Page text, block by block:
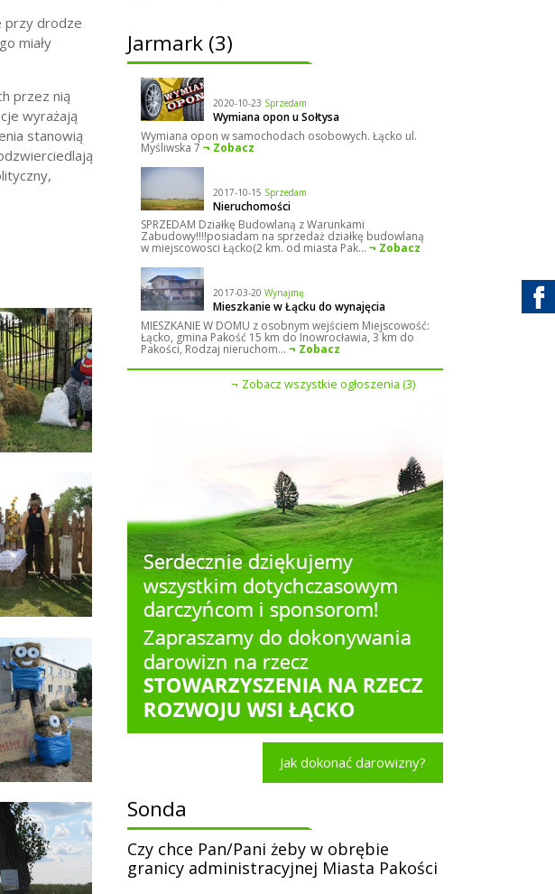
przy drodze
miały
przez nią
wyrażają
stanowią
Jarmark (3)
2020-10-23 Sprzedam
Wymiana opon u Sołtysa
Wymiana opon w samochodach osobowych. Łącko ul.
Myśliwska 7 Zobacz
2017-10-15 Sprzedam
Nieruchomości
SPRZEDAM Działkę Budowlaną z Warunkami
Zabudowy!!!!posiadam na sprzedaż działkę budowlaną
w miejscowosci Łącko(2 km. od miasta Pak... Zobacz
2017-03-20 Wynajmę
Mieszkanie w Łącku do wynajęcia
MIESZKANIE W DOMU z osobnym wejściem Miejscowość:
Łącko, gmina Pakość 15 km do Inowrocławia, 3 km do
Pakości, Rodzaj nieruchom... Zobacz
Zobacz wszystkie ogłoszenia (3)
Jak dokonać darowizny?
Sonda
Czy chce Pan/Pani żeby w obrębie
granicy administracyjnej Miasta Pakości